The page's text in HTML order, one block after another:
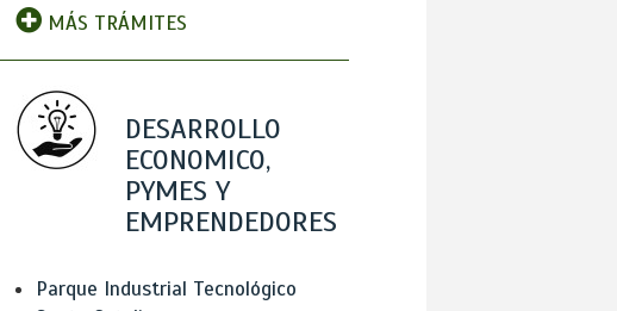
MÁS TRÁMITES
DESARROLLO
ECONOMICO,
PYMES Y
EMPRENDEDORES
Parque Industrial Tecnológico